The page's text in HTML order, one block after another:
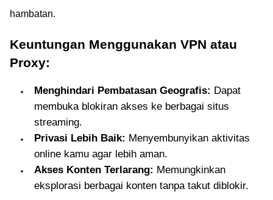
hambatan.
Keuntungan Menggunakan VPN atau
Proxy:
Menghindari Pembatasan Geografis: Dapat
membuka blokiran akses ke berbagai situs
streaming.
Privasi Lebih Baik: Menyembunyikan aktivitas
online kamu agar lebih aman.
Akses Konten Terlarang: Memungkinkan
eksplorasi berbagai konten tanpa takut diblokir.